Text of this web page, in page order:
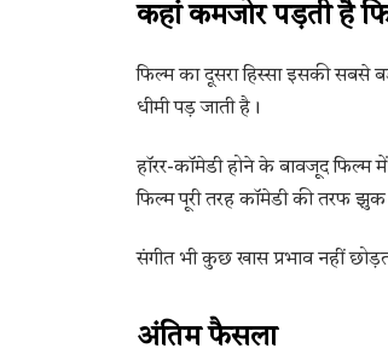
कहां कमजोर पड़ती है
फिल्म का दूसरा हिस्सा इसकी सबसे
धीमी पड़ जाती है।
हॉरर-कॉमेडी होने के बावजूद फिल्म
फिल्म पूरी तरह कॉमेडी की तरफ झुक
संगीत भी कुछ खास प्रभाव नहीं
अंतिम फैसला